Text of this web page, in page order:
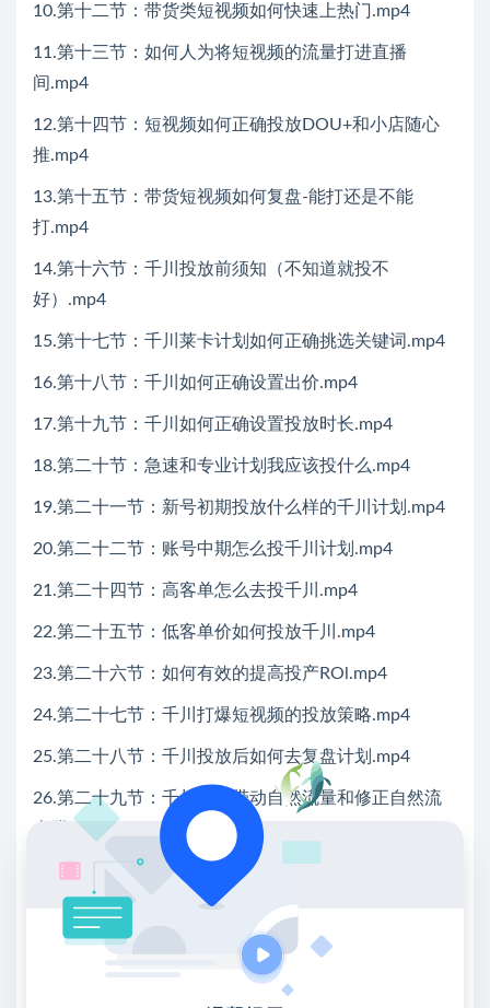
10.第十二节：带货类短视频如何快速上热门.mp4
11.第十三节：如何人为将短视频的流量打进直播
间.mp4
12.第十四节：短视频如何正确投放DOU+和小店随心
推.mp4
13.第十五节：带货短视频如何复盘-能打还是不能
打.mp4
14.第十六节：千川投放前须知（不知道就投不
好）.mp4
15.第十七节：千川莱卡计划如何正确挑选关键词.mp4
16.第十八节：千川如何正确设置出价.mp4
17.第十九节：千川如何正确设置投放时长.mp4
18.第二十节：急速和专业计划我应该投什么.mp4
19.第二十一节：新号初期投放什么样的千川计划.mp4
20.第二十二节：账号中期怎么投千川计划.mp4
21.第二十四节：高客单怎么去投千川.mp4
22.第二十五节：低客单价如何投放千川.mp4
23.第二十六节：如何有效的提高投产ROl.mp4
24.第二十七节：千川打爆短视频的投放策略.mp4
25.第二十八节：千川投放后如何去复盘计划.mp4
26.第二十九节：千川如何带动自然流量和修正自然流
人群.mp4
27.第三十节：通投拉满如何操作.mp4
28.第三十一节：三频共振起号前准备（千万级商家必
用打法）.mp4
29.33节：三频共震第二场直播怎么做.mp4